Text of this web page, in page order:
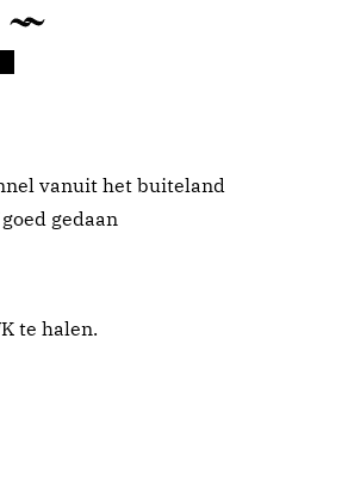
vanuit het buiteland
gedaan
te halen.